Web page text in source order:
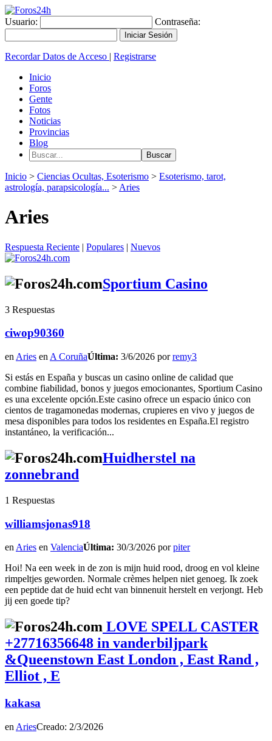
Usuario: Contraseña:
Recordar Datos de Acceso | Registrarse
Inicio
Foros
Gente
Fotos
Noticias
Provincias
Blog
Inicio > Ciencias Ocultas, Esoterismo > Esoterismo, tarot,
astrología, parapsicología... > Aries
Aries
Respuesta Reciente | Populares | Nuevos
Sportium Casino
3 Respuestas
ciwop90360
en Aries en A CoruñaÚltima: 3/6/2026 porremy3
Si estás en España y buscas un casino online de calidad que
combine fiabilidad, bonos y juegos emocionantes, Sportium Casino
es una excelente opción.Este casino ofrece un espacio único con
cientos de tragamonedas modernas, crupieres en vivo y juegos de
mesa disponibles para todos los residentes en España.El registro
instantáneo, la verificación...
Huidherstel na
zonnebrand
1 Respuestas
williamsjonas918
en Aries en ValenciaÚltima: 30/3/2026 porpiter
Hoi! Na een week in de zon is mijn huid rood, droog en vol kleine
rimpeltjes geworden. Normale crèmes helpen niet genoeg. Ik zoek
een peptide dat de huid echt van binnenuit herstelt en verjongt. Heb
jij een goede tip?
LOVE SPELL CASTER
+27716356648 in vanderbiljpark
&Queenstown East London , East Rand ,
Elliot , E
kakasa
en AriesCreado: 2/3/2026